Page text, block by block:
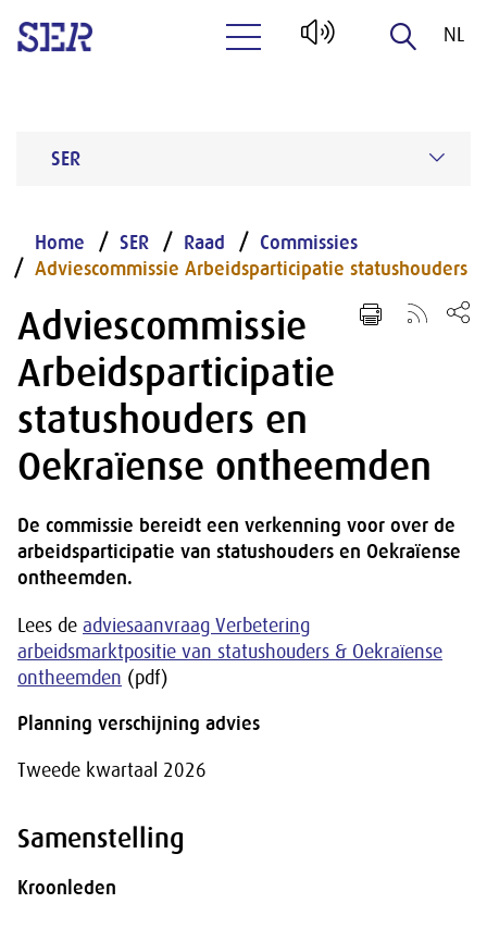
NL
SER
Home SER Raad
Commissies
Adviescommissie Arbeidsparticipatie statushouders
Adviescommissie
Arbeidsparticipatie
statushouders en
Oekraïense ontheemden
De commissie bereidt een verkenning voor over de
arbeidsparticipatie van statushouders en Oekraïense
ontheemden.
Lees de adviesaanvraag Verbetering
arbeidsmarktpositie van statushouders & Oekraïense
ontheemden (pdf)
Planning verschijning advies
Tweede kwartaal 2026
Samenstelling
Kroonleden